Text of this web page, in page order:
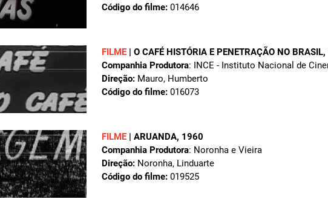
Código do filme: 014646
FILME | O CAFÉ HISTÓRIA E PENETRAÇÃO NO BRASIL,
Companhia Produtora: INCE - Instituto Nacional de
Direção: Mauro, Humberto
Código do filme: 016073
FILME | ARUANDA, 1960
Companhia Produtora: Noronha e Vieira
Direção: Noronha, Linduarte
Código do filme: 019525